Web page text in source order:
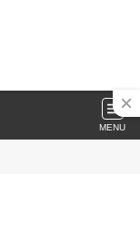
MENU